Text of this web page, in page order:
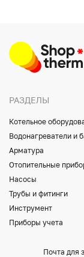
РАЗДЕЛЫ
Котельное
Водонагреватели и
Арматура
Отопительные
Насосы
Трубы и фитинги
Инструмент
Приборы учета
Почта для